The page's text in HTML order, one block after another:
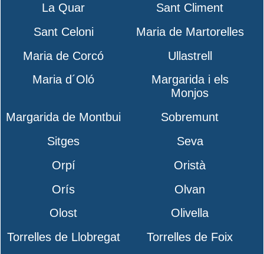
La Quar
Sant Climent
Sant Celoni
Maria de Martorelles
Maria de Corcó
Ullastrell
Maria d´Oló
Margarida i els
Monjos
Margarida de Montbui
Sobremunt
Sitges
Seva
Orpí
Oristà
Orís
Olvan
Olost
Olivella
Torrelles de Llobregat
Torrelles de Foix